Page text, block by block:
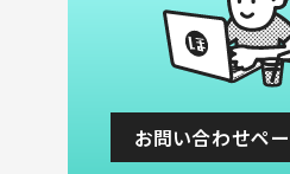
お問い合わせペ